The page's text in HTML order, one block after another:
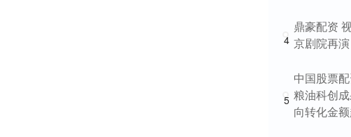
4
鼎豪配资
京剧院再演
5
中国股票
粮油科创
向转化金